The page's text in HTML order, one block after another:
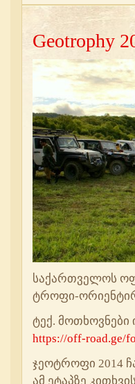
Geotrophy
საქართველოს
ტროფი-
ტექ.
https://off-road.ge/
ჯეოტროფი 2014
ამ ეტაპზე